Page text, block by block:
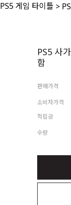
PS5 게임 타이틀 >
PS5 사
함
판매가격
소비자가격
적립금
수량